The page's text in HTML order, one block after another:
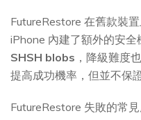
FutureRestore 在舊款裝
iPhone 內建了額外的安
SHSH blobs ，降級難度
提高成功機率，但並不保
FutureRestore 失敗的常見